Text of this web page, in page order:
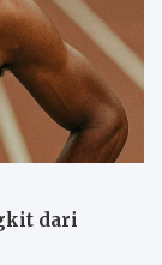
dari